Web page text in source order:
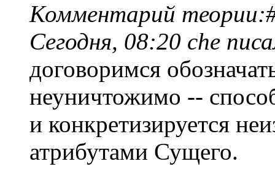
Комментарий
Сегодня, 08:20 che
договоримся
неуничтожимо --
и конкретизируется
атрибутами Сущего.